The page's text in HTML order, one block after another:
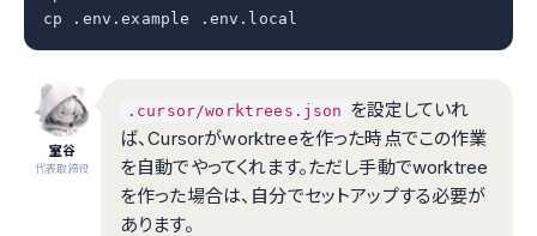
cp .env.example .env.local
室谷
代表取締役
.cursor/worktrees.json を設定していれ
ば、Cursorがworktreeを作った時点でこの作業
を自動でやってくれます。ただし手動でworktree
を作った場合は、自分でセットアップする必要が
あります。